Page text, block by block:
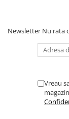
Statii de
Stabilizatoare
Scule si aparate
Instrumente de
Newsletter Nu rata
Vreau